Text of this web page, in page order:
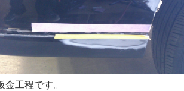
金工程です。